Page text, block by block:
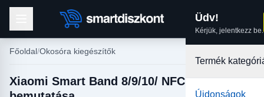
Üdv!
Kérjük, jelentkezz be.
Termék
Újdonságok
Főoldal Okosóra kiegészítők
Xiaomi Smart Band 8/9/10/ NFC tok